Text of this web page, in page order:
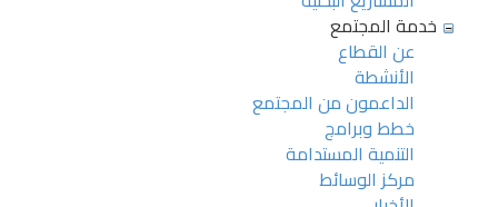
خدمة المجتمع
عن القطاع
الأنشطة
الداعمون من المجتمع
خطط وبرامج
التنمية المستدامة
مركز الوسائط